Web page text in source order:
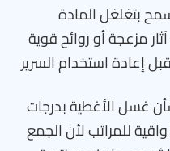
بتغلغل المادة
مزعجة أو روائح قوية
إعادة استخدام السرير
غسل الأغطية بدرجات
للمراتب لأن الجمع